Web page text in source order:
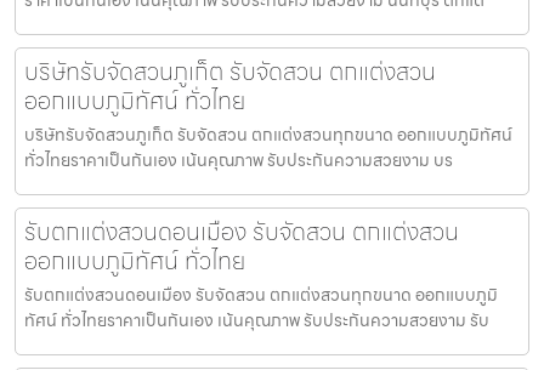
บริษัทรับจัดสวนภูเก็ต รับจัดสวน ตกแต่งสวน
ออกแบบภูมิทัศน์ ทั่วไทย
บริษัทรับจัดสวนภูเก็ต รับจัดสวน ตกแต่งสวนทุกขนาด ออกแบบภูมิทัศน์
ทั่วไทยราคาเป็นกันเอง เน้นคุณภาพ รับประกันความสวยงาม บร
รับตกแต่งสวนดอนเมือง รับจัดสวน ตกแต่งสวน
ออกแบบภูมิทัศน์ ทั่วไทย
รับตกแต่งสวนดอนเมือง รับจัดสวน ตกแต่งสวนทุกขนาด ออกแบบภูมิ
ทัศน์ ทั่วไทยราคาเป็นกันเอง เน้นคุณภาพ รับประกันความสวยงาม รับ